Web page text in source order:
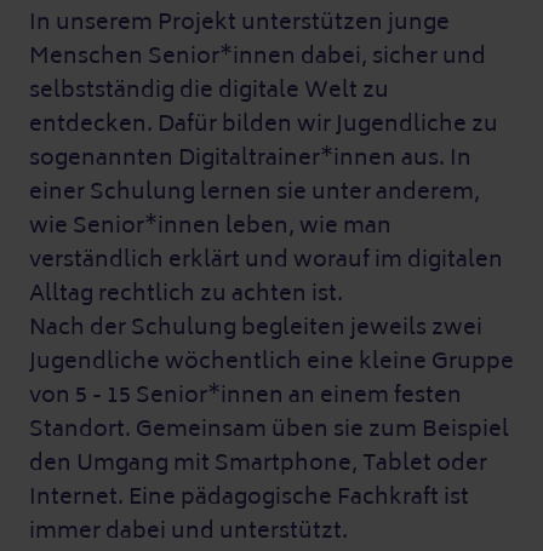
In unserem Projekt unterstützen junge
Menschen Senior*innen dabei, sicher und
selbstständig die digitale Welt zu
entdecken. Dafür bilden wir Jugendliche zu
sogenannten Digitaltrainer*innen aus. In
einer Schulung lernen sie unter anderem,
wie Senior*innen leben, wie man
verständlich erklärt und worauf im digitalen
Alltag rechtlich zu achten ist.
Nach der Schulung begleiten jeweils zwei
Jugendliche wöchentlich eine kleine Gruppe
von 5 - 15 Senior*innen an einem festen
Standort. Gemeinsam üben sie zum Beispiel
den Umgang mit Smartphone, Tablet oder
Internet. Eine pädagogische Fachkraft ist
immer dabei und unterstützt.